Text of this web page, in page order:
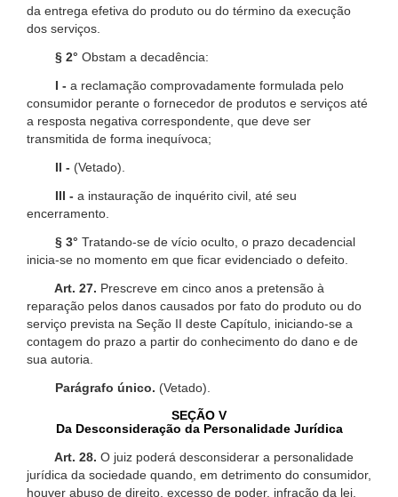
da entrega efetiva do produto ou do término da execução
dos serviços.
§ 2° Obstam a decadência:
I - a reclamação comprovadamente formulada pelo
consumidor perante o fornecedor de produtos e serviços até
a resposta negativa correspondente, que deve ser
transmitida de forma inequívoca;
II - (Vetado).
III - a instauração de inquérito civil, até seu
encerramento.
§ 3° Tratando-se de vício oculto, o prazo decadencial
inicia-se no momento em que ficar evidenciado o defeito.
Art. 27. Prescreve em cinco anos a pretensão à
reparação pelos danos causados por fato do produto ou do
serviço prevista na Seção II deste Capítulo, iniciando-se a
contagem do prazo a partir do conhecimento do dano e de
sua autoria.
Parágrafo único. (Vetado).
SEÇÃO V
Da Desconsideração da Personalidade Jurídica
Art. 28. O juiz poderá desconsiderar a personalidade
jurídica da sociedade quando, em detrimento do consumidor,
houver abuso de direito, excesso de poder, infração da lei,